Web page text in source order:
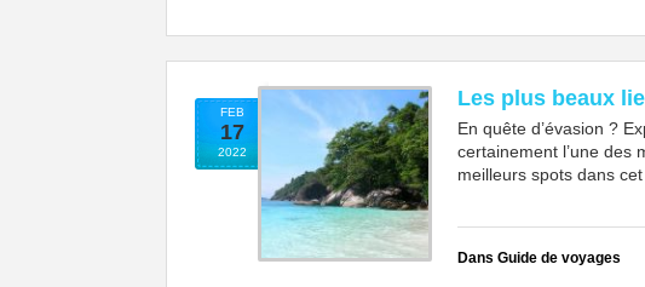
FEB
17
2022
Les plus beaux
En quête d’évasion ?
certainement l’une des
meilleurs spots dans cet
Dans Guide de voyages